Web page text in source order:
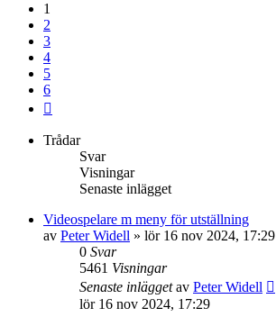
1
2
3
4
5
6
Trådar
Svar
Visningar
Senaste inlägget
Videospelare m meny för utställning
av Peter Widell » lör 16 nov 2024, 17:29
0 Svar
5461 Visningar
Senaste inläggetav Peter Widell
lör 16 nov 2024, 17:29